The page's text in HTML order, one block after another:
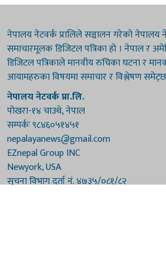
नेपालय नेटवर्क प्रालिले सञ्चालन गरेको
समाचारमूलक डिजिटल पत्रिका हो । नेपाल र
डिजिटल पत्रिकाले मानवीय रुचिका घटना र
आयामहरुका विषयमा समाचार र विश्लेषण
नेपालय नेटवर्क प्रा.लि.
पोखरा-१४ चाउथे, नेपाल
सम्पर्कः ९८४६०५१४५१
nepalayanews@gmail.com
EZnepal Group INC
Newyork, USA
सूचना विभाग दर्ता नं. ४७३५/०८१/८२